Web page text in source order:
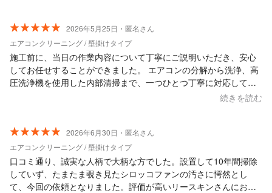
2026年5月25日・匿名さん
エアコンクリーニング / 壁掛けタイプ
施工前に、当日の作業内容について丁寧にご説明いただき、安心
してお任せすることができました。 エアコンの分解から洗浄、高
圧洗浄機を使用した内部清掃まで、一つひとつ丁寧に対応してい
ただき、途中の確認もしっかり行ってくださったので、とても信
この度はありがとうございました。
続きを読む
2026年6月30日・匿名さん
エアコンクリーニング / 壁掛けタイプ
口コミ通り、誠実な人柄で大柄な方でした。設置して10年間掃除
していず、たまたま覗き見たシロッコファンの汚さに愕然とし
て、今回の依頼となりました。評価が高いリースキンさんにお願